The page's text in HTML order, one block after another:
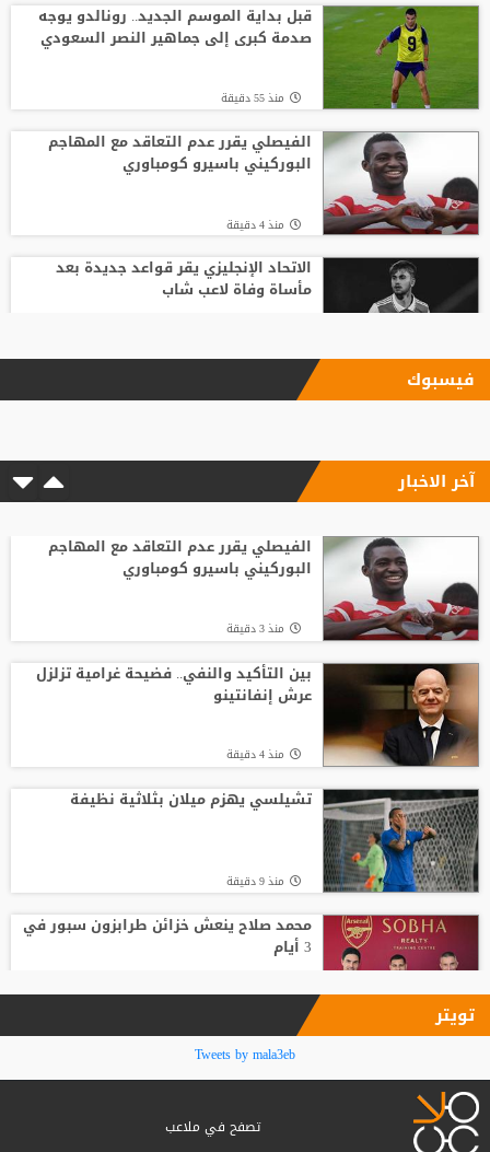
قبل بداية الموسم الجديد.. رونالدو يوجه
صدمة كبرى إلى جماهير النصر السعودي
منذ 55 دقيقة
الفيصلي يقرر عدم التعاقد مع المهاجم
البوركيني باسيرو كومباوري
منذ 4 دقيقة
الاتحاد الإنجليزي يقر قواعد جديدة بعد
مأساة وفاة لاعب شاب
وفاة والد ليونيل ميسي عن 68 عاما
أيام
تشيلسي يهزم ميلان بثلاثية نظيفة
"النادي اتخذ قراره".. أول تعليق لسيميوني
على أزمة ألفاريز
فيسبوك
آخر الاخبار
الفيصلي يقرر عدم التعاقد مع المهاجم
البوركيني باسيرو كومباوري
منذ 3 دقيقة
بين التأكيد والنفي.. فضيحة غرامية تزلزل
عرش إنفانتينو
منذ 4 دقيقة
تشيلسي يهزم ميلان بثلاثية نظيفة
منذ 9 دقيقة
محمد صلاح ينعش خزائن طرابزون سبور في
3 أيام
قبل بداية الموسم الجديد.. رونالدو يوجه
صدمة كبرى إلى جماهير النصر السعودي
تويتر
Tweets by mala3eb
تصفح في ملاعب